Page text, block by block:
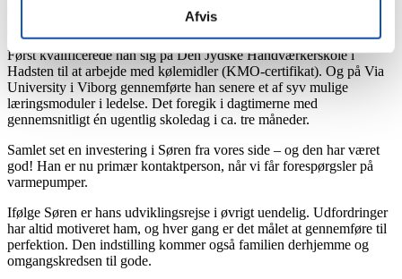
Afvis
offentlig anerkendelse, der gav ham mod på at dygtiggøre sig
yderligere, og det var vi selvfølgelig med på.
Først kvalificerede han sig på Den Jydske Håndværkerskole i
Hadsten til at arbejde med kølemidler (KMO-certifikat). Og på Via
University i Viborg gennemførte han senere et af syv mulige
læringsmoduler i ledelse. Det foregik i dagtimerne med
gennemsnitligt én ugentlig skoledag i ca. tre måneder.
Samlet set en investering i Søren fra vores side – og den har været
god! Han er nu primær kontaktperson, når vi får forespørgsler på
varmepumper.
Ifølge Søren er hans udviklingsrejse i øvrigt uendelig. Udfordringer
har altid motiveret ham, og hver gang er det målet at gennemføre til
perfektion. Den indstilling kommer også familien derhjemme og
omgangskredsen til gode.